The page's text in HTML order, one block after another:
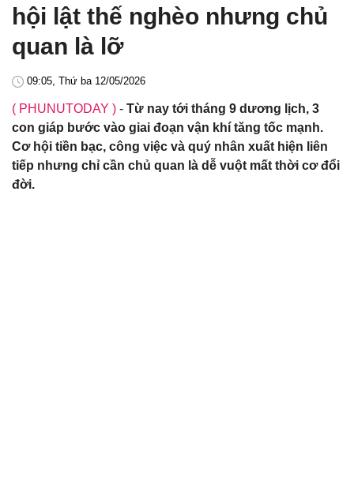
hội lật thế nghèo nhưng chủ
quan là lỡ
09:05, Thứ ba 12/05/2026
( PHUNUTODAY ) - Từ nay tới tháng 9 dương lịch, 3
con giáp bước vào giai đoạn vận khí tăng tốc mạnh.
Cơ hội tiền bạc, công việc và quý nhân xuất hiện liên
tiếp nhưng chỉ cần chủ quan là dễ vuột mất thời cơ đổi
đời.